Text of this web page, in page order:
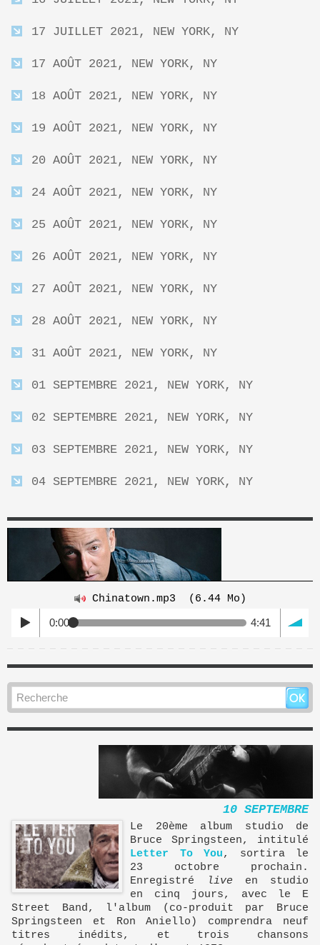
17 JUILLET 2021, NEW YORK, NY
17 AOÛT 2021, NEW YORK, NY
18 AOÛT 2021, NEW YORK, NY
19 AOÛT 2021, NEW YORK, NY
20 AOÛT 2021, NEW YORK, NY
24 AOÛT 2021, NEW YORK, NY
25 AOÛT 2021, NEW YORK, NY
26 AOÛT 2021, NEW YORK, NY
27 AOÛT 2021, NEW YORK, NY
28 AOÛT 2021, NEW YORK, NY
31 AOÛT 2021, NEW YORK, NY
01 SEPTEMBRE 2021, NEW YORK, NY
02 SEPTEMBRE 2021, NEW YORK, NY
03 SEPTEMBRE 2021, NEW YORK, NY
04 SEPTEMBRE 2021, NEW YORK, NY
Chinatown.mp3
(6.44 Mo)
0:00
4:41
10 SEPTEMBRE
Le 20ème album studio de
Bruce Springsteen, intitulé
Letter To You, sortira le
23 octobre prochain.
Enregistré
live en studio
en cinq jours, avec le E
Street Band, l'album (co-produit par Bruce
Springsteen et Ron Aniello) comprendra neuf
titres inédits, et trois chansons